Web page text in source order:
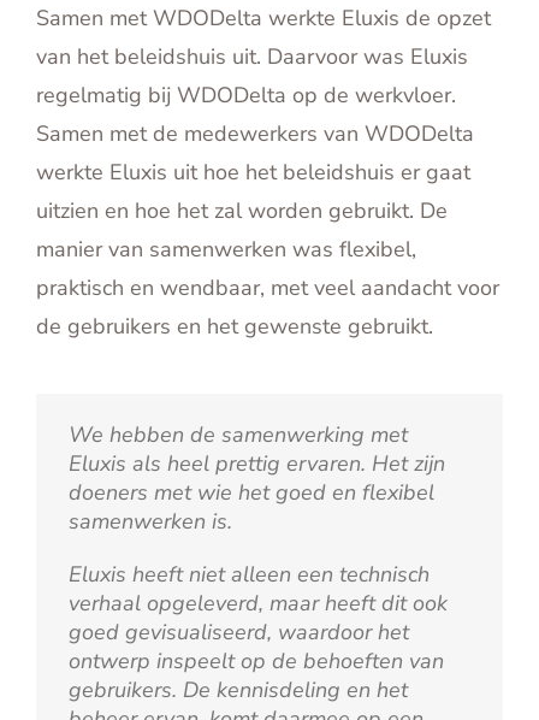
Samen met WDODelta werkte Eluxis de opzet
van het beleidshuis uit. Daarvoor was Eluxis
regelmatig bij WDODelta op de werkvloer.
Samen met de medewerkers van WDODelta
werkte Eluxis uit hoe het beleidshuis er gaat
uitzien en hoe het zal worden gebruikt. De
manier van samenwerken was flexibel,
praktisch en wendbaar, met veel aandacht voor
de gebruikers en het gewenste gebruikt.
We hebben de samenwerking met
Eluxis als heel prettig ervaren. Het zijn
doeners met wie het goed en flexibel
samenwerken is.
Eluxis heeft niet alleen een technisch
verhaal opgeleverd, maar heeft dit ook
goed gevisualiseerd, waardoor het
ontwerp inspeelt op de behoeften van
gebruikers. De kennisdeling en het